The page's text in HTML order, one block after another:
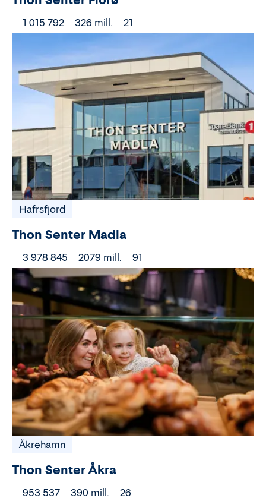
1 015 792 326 mill. 21
Hafrsfjord
Thon Senter Madla
3 978 845 2079 mill. 91
Åkrehamn
Thon Senter Åkra
953 537 390 mill. 26